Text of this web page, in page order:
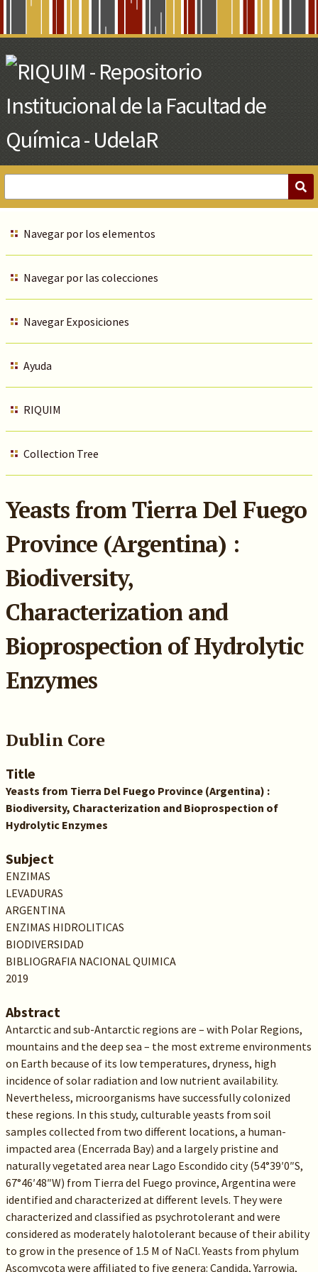
Main
Content
Navegar por los elementos
Navegar por las colecciones
Navegar Exposiciones
Ayuda
RIQUIM
Collection Tree
Yeasts from Tierra Del Fuego
Province (Argentina) :
Biodiversity,
Characterization and
Bioprospection of Hydrolytic
Enzymes
Dublin Core
Title
Yeasts from Tierra Del Fuego Province (Argentina) :
Biodiversity, Characterization and Bioprospection of
Hydrolytic Enzymes
Subject
ENZIMAS
LEVADURAS
ARGENTINA
ENZIMAS HIDROLITICAS
BIODIVERSIDAD
BIBLIOGRAFIA NACIONAL QUIMICA
2019
Abstract
Antarctic and sub-Antarctic regions are – with Polar Regions,
mountains and the deep sea – the most extreme environments
on Earth because of its low temperatures, dryness, high
incidence of solar radiation and low nutrient availability.
Nevertheless, microorganisms have successfully colonized
these regions. In this study, culturable yeasts from soil
samples collected from two different locations, a human-
impacted area (Encerrada Bay) and a largely pristine and
naturally vegetated area near Lago Escondido city (54°39′0″S,
67°46′48″W) from Tierra del Fuego province, Argentina were
identified and characterized at different levels. They were
characterized and classified as psychrotolerant and were
considered as moderately halotolerant because of their ability
to grow in the presence of 1.5 M of NaCl. Yeasts from phylum
Ascomycota were affiliated to five genera: Candida, Yarrowia,